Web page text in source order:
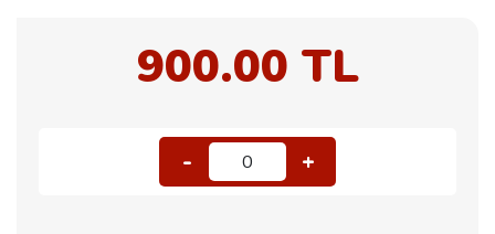
900.00 TL
- 0 +